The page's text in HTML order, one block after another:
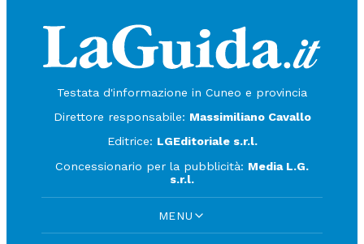
Testata d'informazione in Cuneo e provincia
Direttore responsabile: Massimiliano Cavallo
Editrice: LGEditoriale s.r.l.
Concessionario per la pubblicità: Media L.G.
s.r.l.
MENU